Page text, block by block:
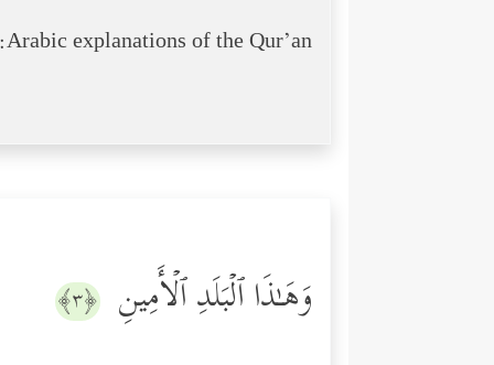
Arabic explanations of the Qur’an:
وَهَـٰذَا ٱلۡبَلَدِ ٱلۡأَمِینِ ﴿٣﴾